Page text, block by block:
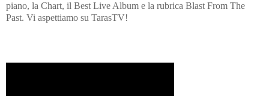
piano, la Chart, il Best Live Album e la rubrica Blast From The
Past. Vi aspettiamo su TarasTV!